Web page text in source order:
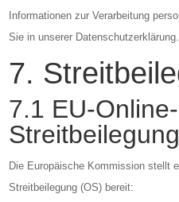
Informationen zur Verarbeitung
Sie in unserer Datenschutzerklärung.
7.
7.1 EU-Online-
Streitbeilegung
Die Europäische Kommission stellt
Streitbeilegung (OS) bereit: